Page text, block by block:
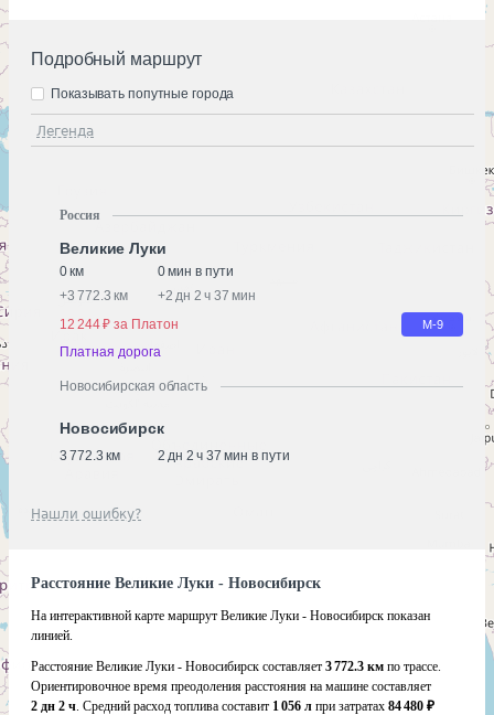
Подробный маршрут
Легенда
Показывать попутные города
Россия
Великие Луки
0 км
0 мин в пути
+3 772.3 км +2 дн 2 ч 37 мин
12 244 ₽ за Платон
М-9
Платная дорога
Новосибирская область
Новосибирск
3 772.3 км 2 дн 2 ч 37 мин в пути
Нашли ошибку?
Расстояние Великие Луки - Новосибирск
На интерактивной карте маршрут Великие Луки - Новосибирск показан
линией.
Расстояние Великие Луки - Новосибирск составляет 3 772.3 км по трассе.
Ориентировочное время преодоления расстояния на машине составляет
2 дн 2 ч. Средний расход топлива составит 1 056 л при затратах 84 480 ₽